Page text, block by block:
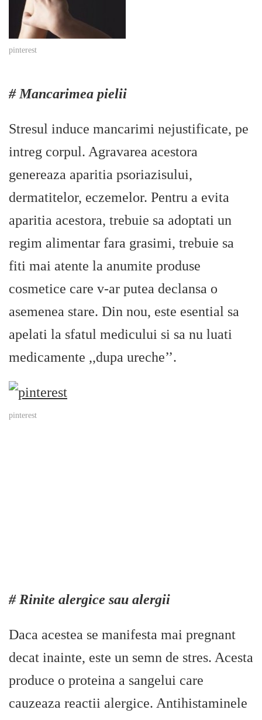
pinterest
# Mancarimea pielii
Stresul induce mancarimi nejustificate, pe
intreg corpul. Agravarea acestora
genereaza aparitia psoriazisului,
dermatitelor, eczemelor. Pentru a evita
aparitia acestora, trebuie sa adoptati un
regim alimentar fara grasimi, trebuie sa
fiti mai atente la anumite produse
cosmetice care v-ar putea declansa o
asemenea stare. Din nou, este esential sa
apelati la sfatul medicului si sa nu luati
medicamente ,,dupa ureche’’.
pinterest
# Rinite alergice sau alergii
Daca acestea se manifesta mai pregnant
decat inainte, este un semn de stres. Acesta
produce o proteina a sangelui care
cauzeaza reactii alergice. Antihistaminele